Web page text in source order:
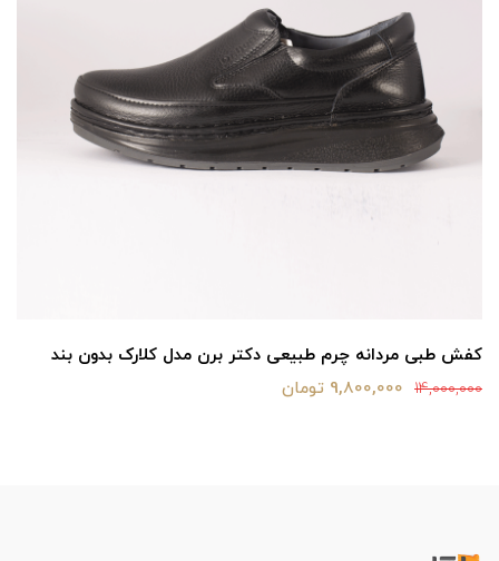
کفش طبی مردانه چرم طبیعی دکتر برن مدل کلارک بدون بند
14,000,000 9,800,000 تومان